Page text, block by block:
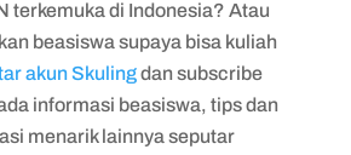
terkemuka di Indonesia? Atau
beasiswa supaya bisa kuliah
akun Skulingdan subscribe
informasi beasiswa, tips dan
menarik lainnya seputar